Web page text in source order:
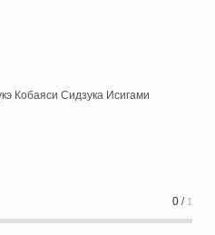
Аяка Сува Юсукэ Кобаяси Сидзука Исигами
0 / 1